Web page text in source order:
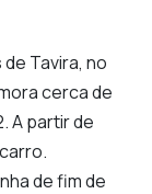
Tavira, no
cerca de
A partir de
de fim de